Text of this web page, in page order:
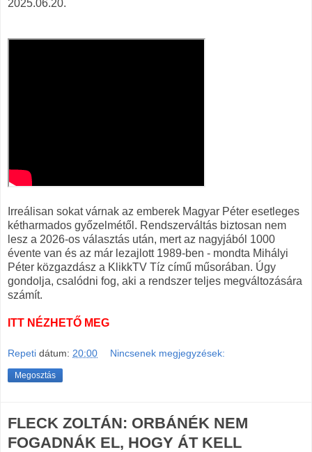
2025.06.20.
Irreálisan sokat várnak az emberek Magyar Péter esetleges
kétharmados győzelmétől. Rendszerváltás biztosan nem
lesz a 2026-os választás után, mert az nagyjából 1000
évente van és az már lezajlott 1989-ben - mondta Mihályi
Péter közgazdász a KlikkTV Tíz című műsorában. Úgy
gondolja, csalódni fog, aki a rendszer teljes megváltozására
számít.
ITT NÉZHETŐ MEG
Repeti dátum: 20:00 Nincsenek megjegyzések:
Megosztás
FLECK ZOLTÁN: ORBÁNÉK NEM
FOGADNÁK EL, HOGY ÁT KELL